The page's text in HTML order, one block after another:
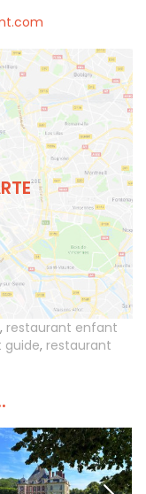
, restaurant enfant
guide, restaurant